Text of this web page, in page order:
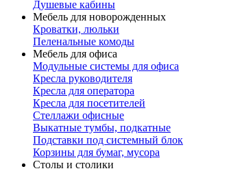
Душевые кабины
Мебель для новорожденных
Кроватки, люльки
Пеленальные комоды
Мебель для офиса
Модульные системы для офиса
Кресла руководителя
Кресла для оператора
Кресла для посетителей
Стеллажи офисные
Выкатные тумбы, подкатные
Подставки под системный блок
Корзины для бумаг, мусора
Столы и столики